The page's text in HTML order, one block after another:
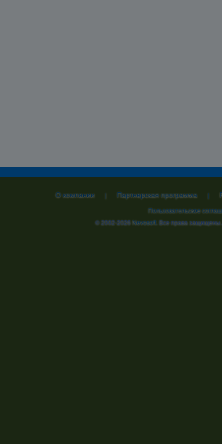
О компании | Партнерская программа |
Пользовательское
© 2002-2026Nevosoft. Все права защищены